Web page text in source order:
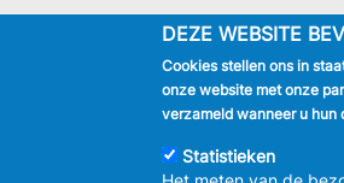
DEZE WEBSITE
Cookies stellen ons in
onze website met onze
verzameld wanneer u
Statistieken